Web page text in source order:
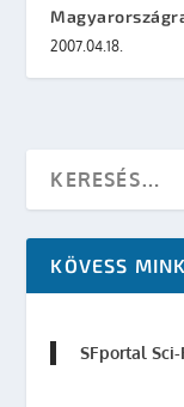
2007.04.18.
KÖVESS
SFportal